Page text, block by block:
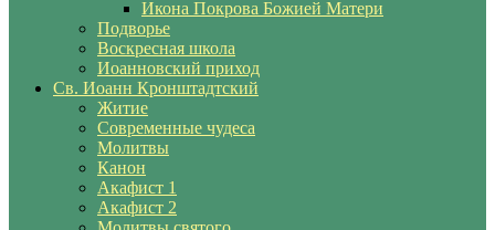
Икона Покрова Божией Матери
Подворье
Воскресная школа
Иоанновский приход
Св. Иоанн Кронштадтский
Житие
Современные чудеса
Молитвы
Канон
Акафист 1
Акафист 2